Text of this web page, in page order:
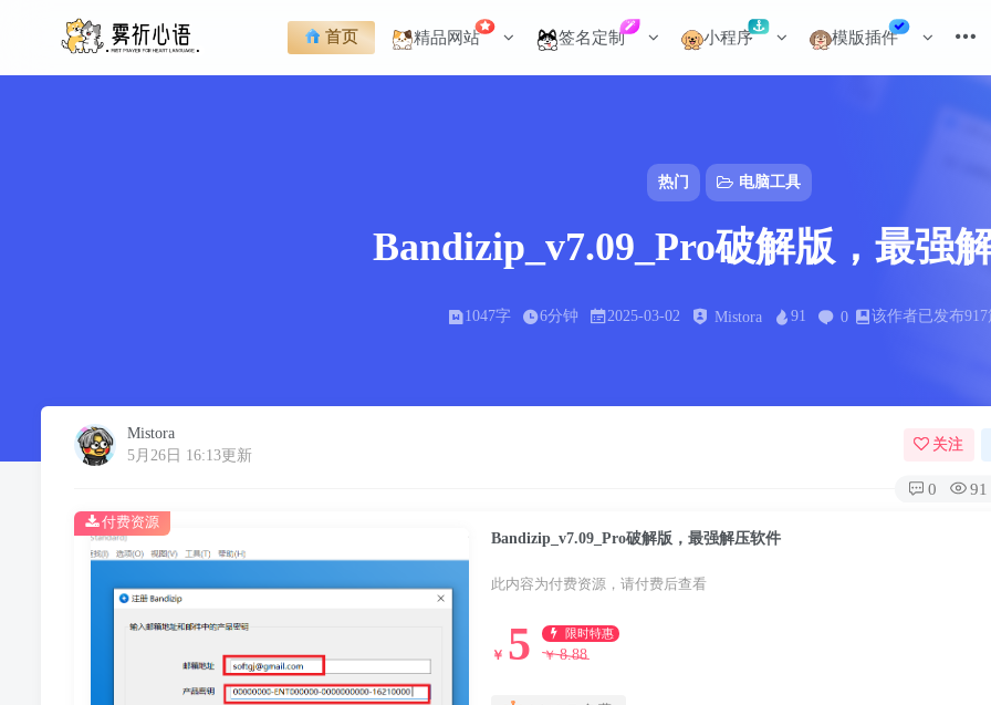
热门 电脑工具
Bandizip_v7.09_Pro破解版，最强
1047字 6分钟 2025-03-02 Mistora 91 0 该作者已发布
首页 精品网站 签名定制 小程序 模版插件
Mistora
5月26日 16:13更新
关注
0 91
Bandizip_v7.09_Pro破解版，最强解压软件
此内容为付费资源，请付费后查看
￥ 5 限时特惠
￥ 8.88
付费资源